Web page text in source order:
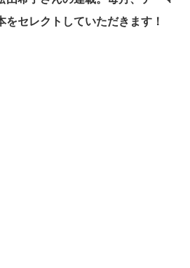
をセレクトしていただきます！